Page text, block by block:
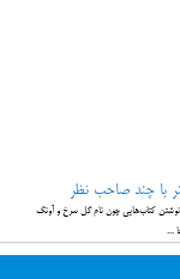
با چند صاحب نظر
اومبرتو اکو به خاطر نوشتن کتاب‌هایی چون نام گل سرخ و آونگ
...